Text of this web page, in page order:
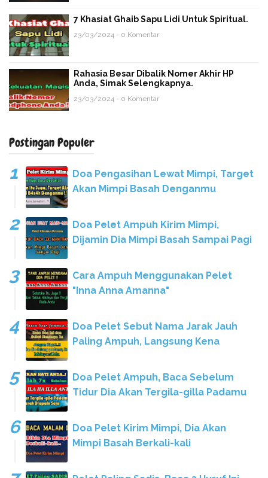
7 Khasiat Ghaib Sapu Lidi Untuk Spiritual.
23/03/2024 - 0 Komentar
Rahasia Besar Dibalik Nomer Akhir HP
Anda, Simak Selengkapnya.
23/03/2024 - 0 Komentar
Postingan Populer
Doa Pengasihan Lewat Mimpi, Target
Akan Mimpi Basah Denganmu
Doa Pelet Ampuh Kirim Mimpi,
Dijamin Dia Mimpi Basah Sampai Pagi
Cara Ampuh Menggunakan Pelet
"Inna Anna Amanna"
Doa Pelet Sebut Nama Jarak Jauh
Paling Ampuh, Langsung Kena
Doa Pelet Ampuh, Baca Sebelum
Tidur Dia Akan Tergila-gilla Padamu
Doa Pelet Kirim Mimpi, Dia Akan
Mimpi Basah Berkali-kali